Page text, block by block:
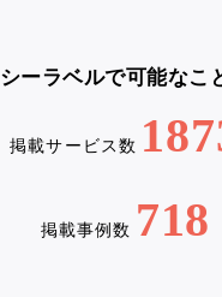
シーラベルで可能なこ
掲載サービス数
掲載事例数 718